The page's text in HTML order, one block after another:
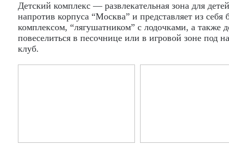
Детский комплекс — развлекательная зона для
напротив корпуса “Москва” и представляет из
комплексом, “лягушатником” с лодочками, а также
повеселиться в песочнице или в игровой зоне под
клуб.